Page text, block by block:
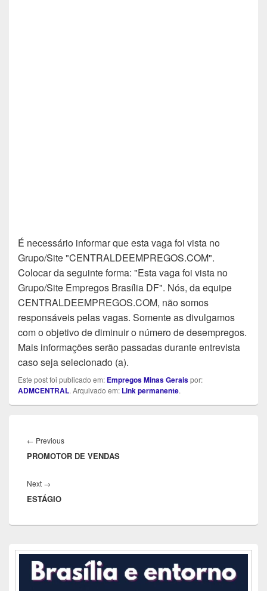
É necessário informar que esta vaga foi vista no
Grupo/Site "CENTRALDEEMPREGOS.COM".
Colocar da seguinte forma: "Esta vaga foi vista no
Grupo/Site Empregos Brasília DF". Nós, da equipe
CENTRALDEEMPREGOS.COM, não somos
responsáveis pelas vagas. Somente as divulgamos
com o objetivo de diminuir o número de desempregos.
Mais informações serão passadas durante entrevista
caso seja selecionado (a).
Este post foi publicado em: Empregos Minas Geraispor:
ADMCENTRAL. Arquivado em: Link permanente.
de
Post
← PreviousPrevious
post:
PROMOTOR DE VENDAS
Next →
post:
ESTÁGIO
Área